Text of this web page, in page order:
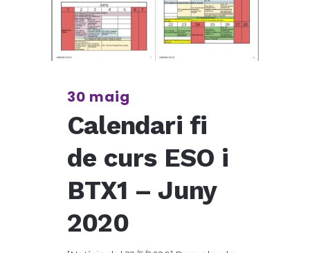
30 maig
Calendari fi
de curs ESO i
BTX1 – Juny
2020